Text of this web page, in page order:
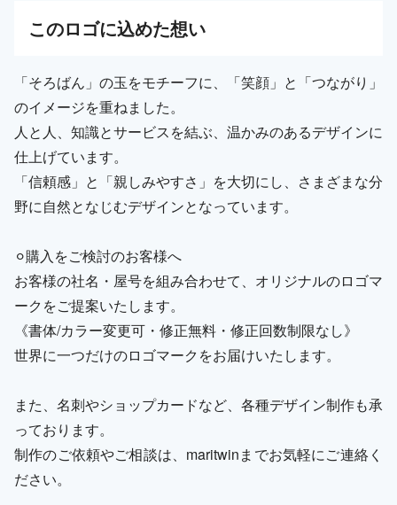
このロゴに込めた想い
「そろばん」の玉をモチーフに、「笑顔」と「つながり」
のイメージを重ねました。
人と人、知識とサービスを結ぶ、温かみのあるデザインに
仕上げています。
「信頼感」と「親しみやすさ」を大切にし、さまざまな分
野に自然となじむデザインとなっています。
⚪︎購入をご検討のお客様へ
お客様の社名・屋号を組み合わせて、オリジナルのロゴマ
ークをご提案いたします。
《書体/カラー変更可・修正無料・修正回数制限なし》
世界に一つだけのロゴマークをお届けいたします。
また、名刺やショップカードなど、各種デザイン制作も承
っております。
制作のご依頼やご相談は、maritwinまでお気軽にご連絡く
ださい。